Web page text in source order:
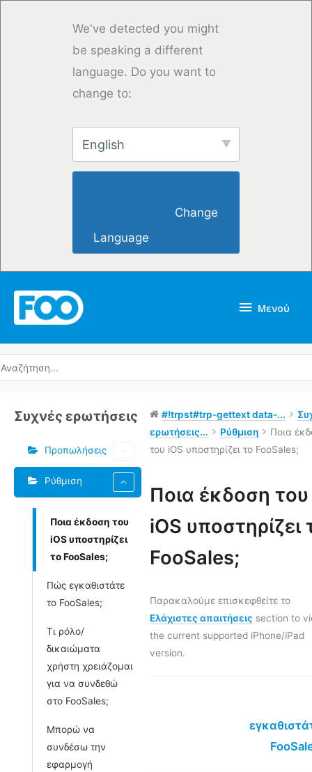
We've detected you might
be speaking a different
language. Do you want to
change to:
English
Language
Μενού
Συχνές ερωτήσεις
Προπωλήσεις
Ρύθμιση
Ποια έκδοση του
iOS υποστηρίζει
το FooSales;
Πώς εγκαθιστάτε
το FooSales;
Τι ρόλο/
δικαιώματα
χρήστη χρειάζομαι
για να συνδεθώ
στο FooSales;
Μπορώ να
συνδέσω την
εφαρμογή
#!trpst#trp-gettext data-...
ερωτήσεις...
Ρύθμιση
Ποια
του iOS υποστηρίζει το FooSales;
Ποια έκδοση του
iOS υποστηρίζει
FooSales;
Παρακαλούμε επισκεφθείτε το
Ελάχιστες απαιτήσεις section to
the current supported iPhone/iPad
version.
στο
Doc